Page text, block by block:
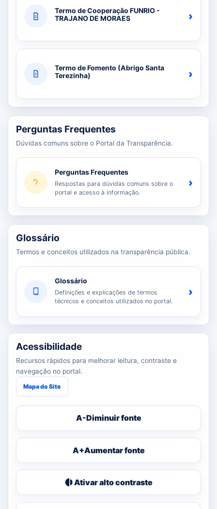
Termo de Cooperação FUNRIO -
TRAJANO DE MORAES
›
Termo de Fomento (Abrigo Santa
Terezinha)
›
Perguntas Frequentes
Dúvidas comuns sobre o Portal da Transparência.
Perguntas Frequentes
Respostas para dúvidas comuns sobre o
portal e acesso à informação.
›
Glossário
Termos e conceitos utilizados na transparência pública.
Glossário
Definições e explicações de termos
técnicos e conceitos utilizados no portal.
›
Acessibilidade
Recursos rápidos para melhorar leitura, contraste e
navegação no portal.
Mapa do Site
A-Diminuir fonte
A+Aumentar fonte
Ativar alto contraste